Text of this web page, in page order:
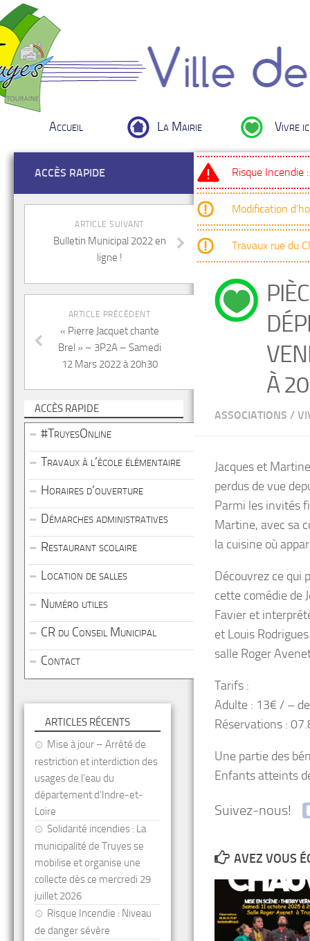
Accueil La Mairie Vivre
Risque Incendie
Modification
Travaux rue du
À
ASSOCIATIONS /
Jacques et
perdus de vue
Parmi les invités
Martine, avec sa
la cuisine où
Découvrez ce qui
cette comédie de
Favier et
et Louis
salle Roger
Tarifs :
Adulte : 13€ / –
Réservations :
Une partie des
Enfants atteints
Suivez-nous!
AVEZ VOUS
ACCÈS RAPIDE
ARTICLE SUIVANT
Bulletin Municipal 2022 en
ligne !
ARTICLE PRÉCÉDENT
« Pierre Jacquet chante
Brel » – 3P2A – Samedi
12 Mars 2022 à 20h30
ACCÈS RAPIDE
#TruyesOnline
Travaux à l’école élémentaire
Horaires d’ouverture
Démarches administratives
Restaurant scolaire
Location de salles
Numéro utiles
CR du Conseil Municipal
Contact
ARTICLES RÉCENTS
Mise à jour – Arrêté de
restriction et interdiction des
usages de l’eau du
département d’Indre-et-
Loire
Solidarité incendies : La
municipalité de Truyes se
mobilise et organise une
collecte dès ce mercredi 29
juillet 2026
Risque Incendie : Niveau
de danger sévère